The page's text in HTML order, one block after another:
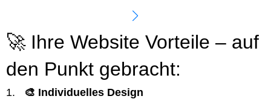
🚀 Ihre Website Vorteile – auf
den Punkt gebracht:
🎨 Individuelles Design